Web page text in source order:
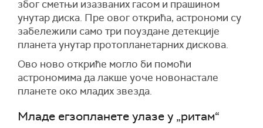
због сметњи изазваних гасом и прашином
унутар диска. Пре овог открића, астрономи су
забележили само три поуздане детекције
планета унутар протопланетарних дискова.
Ово ново откриће могло би помоћи
астрономима да лакше уоче новонастале
планете око младих звезда.
Младе егзопланете улазе у „ритам“